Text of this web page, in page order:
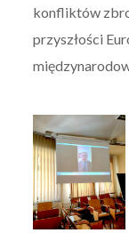
konfliktów
przyszłości